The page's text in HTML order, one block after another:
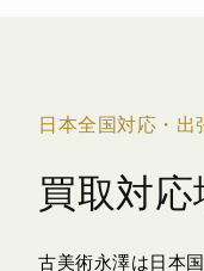
日本全国対応・出
買取対応
古美術永澤は日本